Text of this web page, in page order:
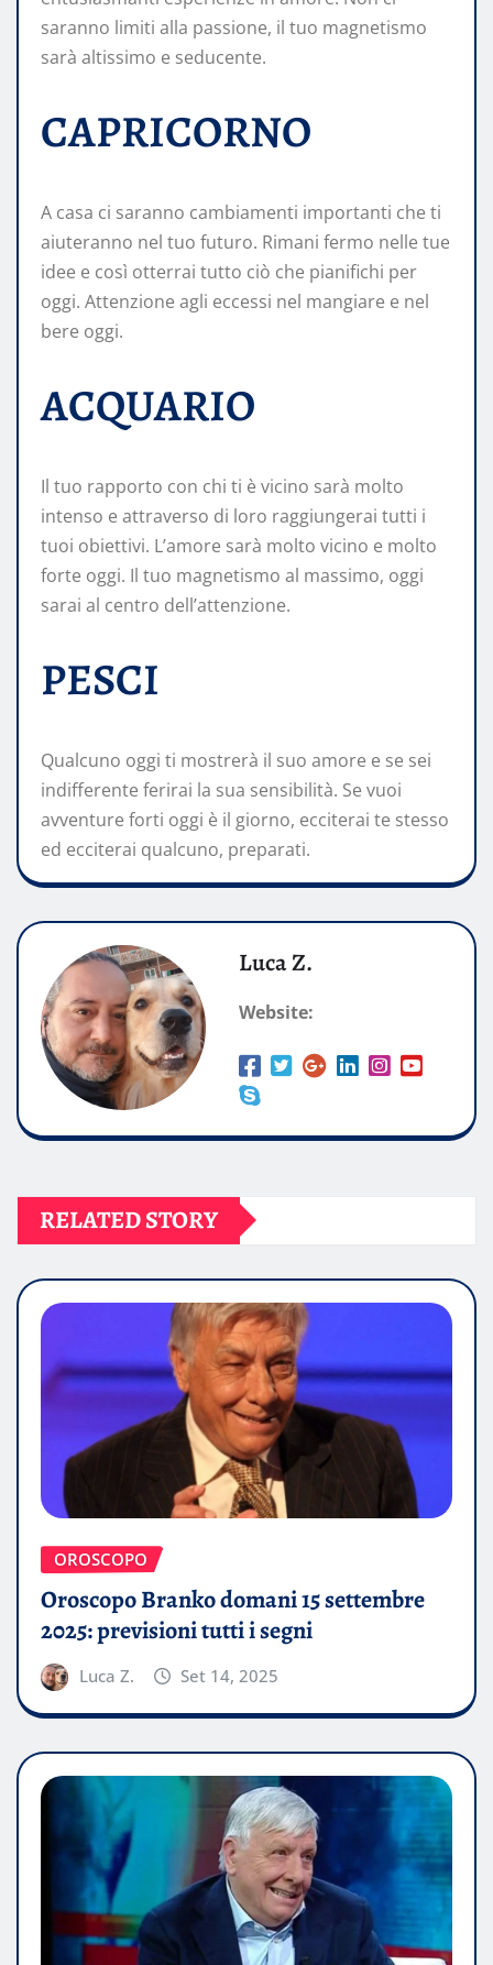
saranno limiti alla passione, il tuo magnetismo
sarà altissimo e seducente.
CAPRICORNO
A casa ci saranno cambiamenti importanti che ti
aiuteranno nel tuo futuro. Rimani fermo nelle tue
idee e così otterrai tutto ciò che pianifichi per
oggi. Attenzione agli eccessi nel mangiare e nel
bere oggi.
ACQUARIO
Il tuo rapporto con chi ti è vicino sarà molto
intenso e attraverso di loro raggiungerai tutti i
tuoi obiettivi. L’amore sarà molto vicino e molto
forte oggi. Il tuo magnetismo al massimo, oggi
sarai al centro dell’attenzione.
PESCI
Qualcuno oggi ti mostrerà il suo amore e se sei
indifferente ferirai la sua sensibilità. Se vuoi
avventure forti oggi è il giorno, ecciterai te stesso
ed ecciterai qualcuno, preparati.
Luca Z.
Website:
RELATED STORY
OROSCOPO
Oroscopo Branko domani 15 settembre
2025: previsioni tutti i segni
Luca Z. Set 14, 2025